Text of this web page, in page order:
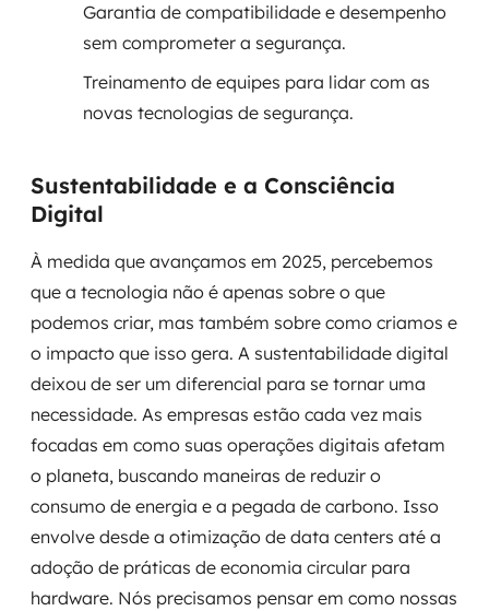
Garantia de compatibilidade e desempenho
sem comprometer a segurança.
Treinamento de equipes para lidar com as
novas tecnologias de segurança.
Sustentabilidade e a Consciência
Digital
À medida que avançamos em 2025, percebemos
que a tecnologia não é apenas sobre o que
podemos criar, mas também sobre como criamos e
o impacto que isso gera. A sustentabilidade digital
deixou de ser um diferencial para se tornar uma
necessidade. As empresas estão cada vez mais
focadas em como suas operações digitais afetam
o planeta, buscando maneiras de reduzir o
consumo de energia e a pegada de carbono. Isso
envolve desde a otimização de data centers até a
adoção de práticas de economia circular para
hardware. Nós precisamos pensar em como nossas